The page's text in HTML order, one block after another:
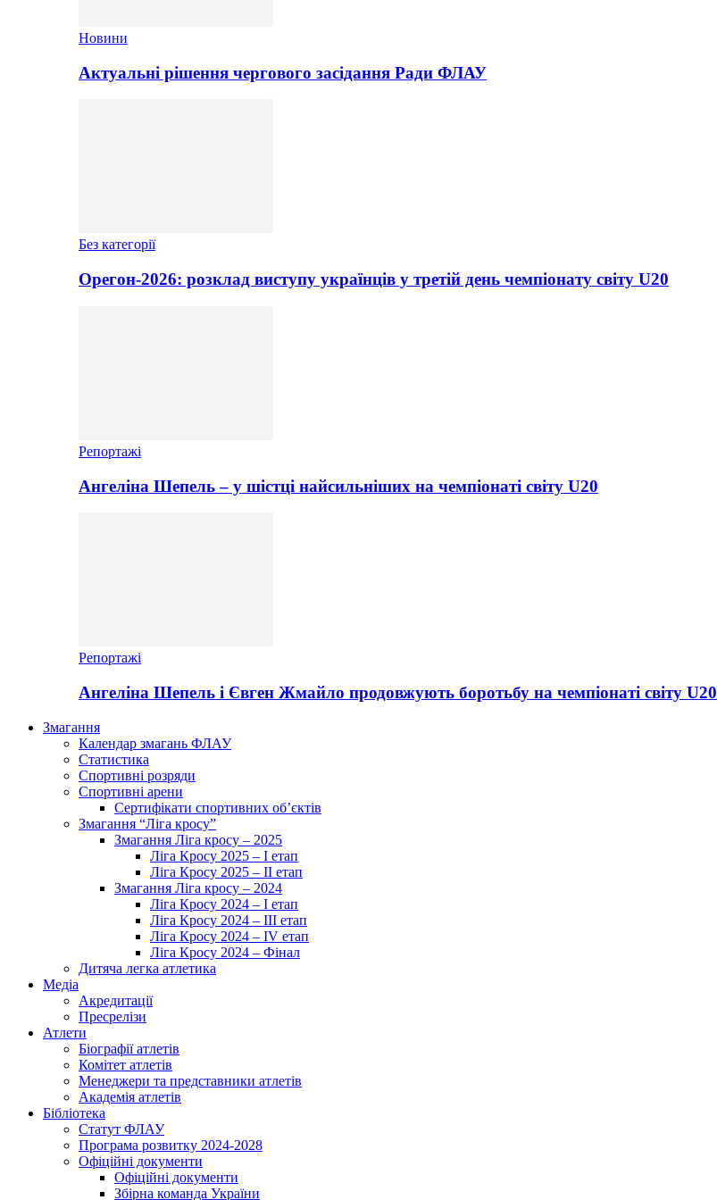
Новини
Актуальні рішення чергового засідання Ради ФЛАУ
Без категорії
Орегон-2026: розклад виступу українців у третій день чемпіонату світу U20
Репортажі
Ангеліна Шепель – у шістці найсильніших на чемпіонаті світу U20
Репортажі
Ангеліна Шепель і Євген Жмайло продовжують боротьбу на чемпіонаті світу U20
Змагання
Календар змагань ФЛАУ
Статистика
Спортивні розряди
Спортивні арени
Сертифікати спортивних об’єктів
Змагання “Ліга кросу”
Змагання Ліга кросу – 2025
Ліга Кросу 2025 – I етап
Ліга Кросу 2025 – II етап
Змагання Ліга кросу – 2024
Ліга Кросу 2024 – I етап
Ліга Кросу 2024 – III етап
Ліга Кросу 2024 – IV етап
Ліга Кросу 2024 – Фінал
Дитяча легка атлетика
Медіа
Акредитації
Пресрелізи
Атлети
Біографії атлетів
Комітет атлетів
Менеджери та представники атлетів
Академія атлетів
Бібліотека
Статут ФЛАУ
Програма розвитку 2024-2028
Офіційні документи
Офіційні документи
Збірна команда України